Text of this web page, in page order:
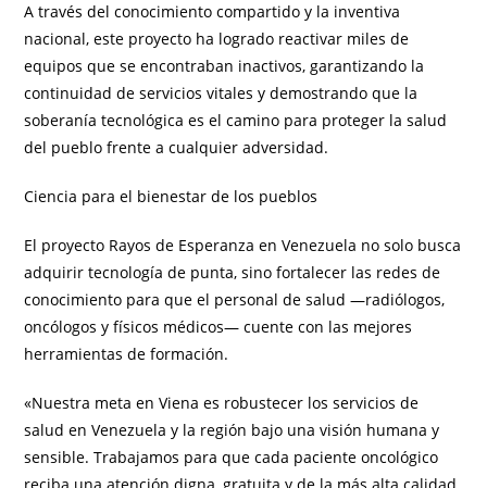
A través del conocimiento compartido y la inventiva
nacional, este proyecto ha logrado reactivar miles de
equipos que se encontraban inactivos, garantizando la
continuidad de servicios vitales y demostrando que la
soberanía tecnológica es el camino para proteger la salud
del pueblo frente a cualquier adversidad.
Ciencia para el bienestar de los pueblos
El proyecto Rayos de Esperanza en Venezuela no solo busca
adquirir tecnología de punta, sino fortalecer las redes de
conocimiento para que el personal de salud —radiólogos,
oncólogos y físicos médicos— cuente con las mejores
herramientas de formación.
«Nuestra meta en Viena es robustecer los servicios de
salud en Venezuela y la región bajo una visión humana y
sensible. Trabajamos para que cada paciente oncológico